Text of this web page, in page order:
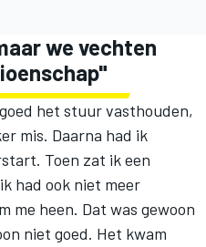
we vechten
het stuur vasthouden,
mis. Daarna had ik
Toen zat ik een
had ook niet meer
me heen. Dat was gewoon
niet goed. Het kwam